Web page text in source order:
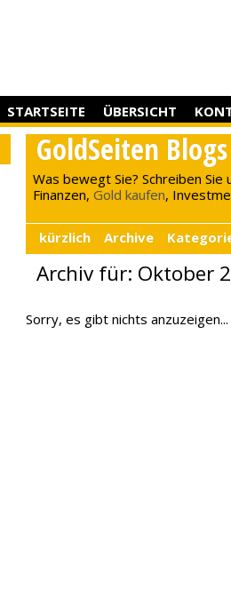
STARTSEITE ÜBERSICHT
GoldSeiten Blogs
Was bewegt Sie? Schreiben Sie
Finanzen,Gold kaufen,
kürzlich Archive
Archiv für: Oktober
Sorry, es gibt nichts anzuzeigen...